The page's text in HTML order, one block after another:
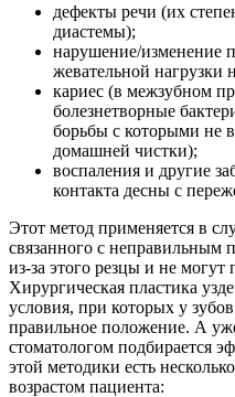
дефекты речи (их
диастемы);
нарушение/изменение
жевательной
кариес (в межзубном
болезнетворные
борьбы с которыми не
домашней чистки);
воспаления и другие
контакта десны с
Этот метод применяется в
связанного с неправильным
из-за этого резцы и не могут
Хирургическая пластика
условия, при которых у
правильное положение. А
стоматологом подбирается
этой методики есть
возрастом пациента: